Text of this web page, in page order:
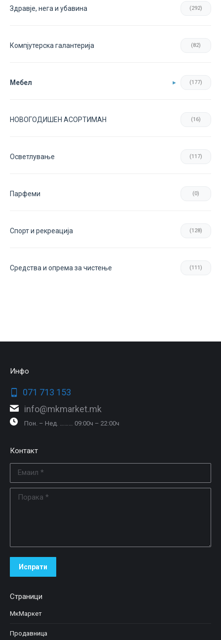
Здравје, нега и убавина (292)
Компјутерска галантерија (82)
Мебел (177)
НОВОГОДИШЕН АСОРТИМАН (16)
Осветлување (117)
Парфеми (0)
Спорт и рекреација (128)
Средства и опрема за чистење (111)
Инфо
071 713 153
info@mkmarket.mk
Пон. – Нед. ……… 09:00ч – 22:00ч
Контакт
Испрати
Страници
МкМаркет
Продавница